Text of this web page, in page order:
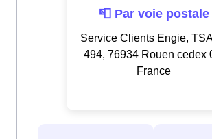
📮 Par voie postale
Service Clients Engie,
494, 76934 Rouen cedex
France